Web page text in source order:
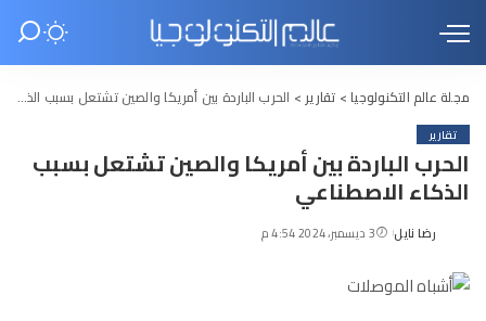
مجلة عالم التكنولوجيا> تقارير > الحرب الباردة بين أمريكا والصين تشتعل بسبب الذكاء الاصطناعي
تقارير
الحرب الباردة بين أمريكا والصين تشتعل بسبب
الذكاء الاصطناعي
Posted
رضا نايل 3 ديسمبر، 2024 4:54 م